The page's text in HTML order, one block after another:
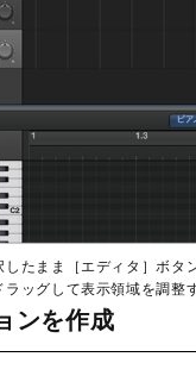
したまま［エディタ］ボ
ッグして表示領域を調整
ンを作成